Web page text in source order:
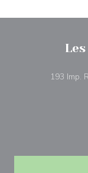
193 Imp.